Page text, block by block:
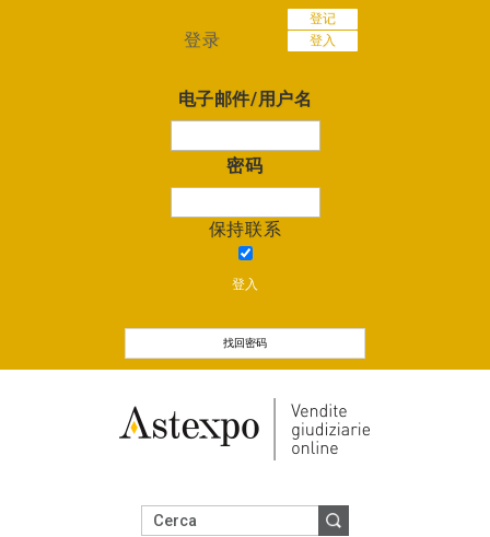
登记
登入
登录
电子邮件/用户名
密码
保持联系
登入
找回密码